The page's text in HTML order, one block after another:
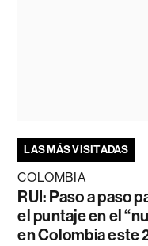
LAS MÁS VISITADAS
COLOMBIA
RUI: Paso a paso
el puntaje en el
en Colombia este